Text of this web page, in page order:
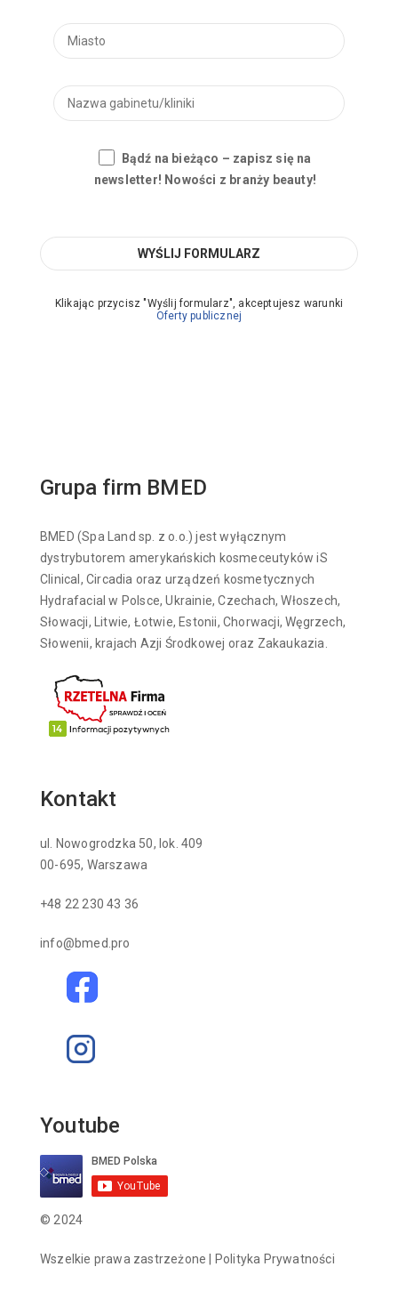
Bądź na bieżąco – zapisz się na
newsletter! Nowości z branży beauty!
Klikając przycisz "Wyślij formularz", akceptujesz warunki
Oferty publicznej
Grupa firm BMED
BMED (Spa Land sp. z o.o.) jest wyłącznym
dystrybutorem amerykańskich kosmeceutyków iS
Clinical, Circadia oraz urządzeń kosmetycznych
Hydrafacial w Polsce, Ukrainie, Czechach, Włoszech,
Słowacji, Litwie, Łotwie, Estonii, Chorwacji, Węgrzech,
Słowenii, krajach Azji Środkowej oraz Zakaukazia.
Kontakt
ul. Nowogrodzka 50, lok. 409
00-695, Warszawa
+48 22 230 43 36
info@bmed.pro
Youtube
© 2024
Wszelkie prawa zastrzeżone | Polityka Prywatności